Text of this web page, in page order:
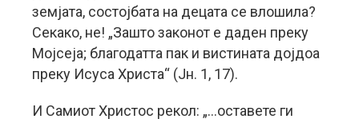
земјата, состојбата на децата се влошила?
Секако, не! „Зашто законот е даден преку
Мојсеја; благодатта пак и вистината дојдоа
преку Исуса Христа“ (Јн. 1, 17).
И Самиот Христос рекол: „…оставете ги